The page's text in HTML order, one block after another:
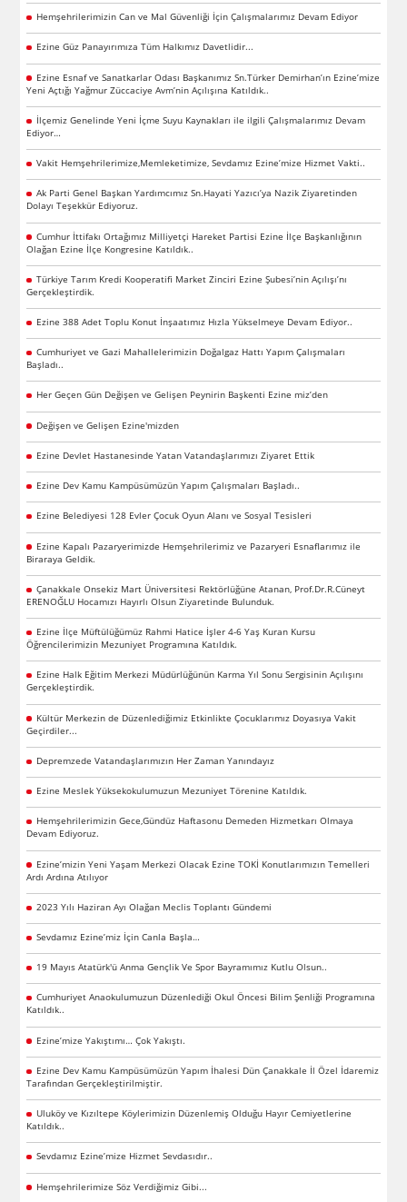
Hemşehrilerimizin Can ve Mal Güvenliği İçin Çalışmalarımız Devam Ediyor
Ezine Güz Panayırımıza Tüm Halkımız Davetlidir...
Ezine Esnaf ve Sanatkarlar Odası Başkanımız Sn.Türker Demirhan’ın Ezine’mize
Yeni Açtığı Yağmur Züccaciye Avm’nin Açılışına Katıldık..
İlçemiz Genelinde Yeni İçme Suyu Kaynakları ile ilgili Çalışmalarımız Devam
Ediyor…
Vakit Hemşehrilerimize,Memleketimize, Sevdamız Ezine’mize Hizmet Vakti..
Ak Parti Genel Başkan Yardımcımız Sn.Hayati Yazıcı’ya Nazik Ziyaretinden
Dolayı Teşekkür Ediyoruz.
Cumhur İttifakı Ortağımız Milliyetçi Hareket Partisi Ezine İlçe Başkanlığının
Olağan Ezine İlçe Kongresine Katıldık..
Türkiye Tarım Kredi Kooperatifi Market Zinciri Ezine Şubesi’nin Açılışı’nı
Gerçekleştirdik.
Ezine 388 Adet Toplu Konut İnşaatımız Hızla Yükselmeye Devam Ediyor..
Cumhuriyet ve Gazi Mahallelerimizin Doğalgaz Hattı Yapım Çalışmaları
Başladı..
Her Geçen Gün Değişen ve Gelişen Peynirin Başkenti Ezine miz’den
Değişen ve Gelişen Ezine'mizden
Ezine Devlet Hastanesinde Yatan Vatandaşlarımızı Ziyaret Ettik
Ezine Dev Kamu Kampüsümüzün Yapım Çalışmaları Başladı..
Ezine Belediyesi 128 Evler Çocuk Oyun Alanı ve Sosyal Tesisleri
Ezine Kapalı Pazaryerimizde Hemşehrilerimiz ve Pazaryeri Esnaflarımız ile
Biraraya Geldik.
Çanakkale Onsekiz Mart Üniversitesi Rektörlüğüne Atanan, Prof.Dr.R.Cüneyt
ERENOĞLU Hocamızı Hayırlı Olsun Ziyaretinde Bulunduk.
Ezine İlçe Müftülüğümüz Rahmi Hatice İşler 4-6 Yaş Kuran Kursu
Öğrencilerimizin Mezuniyet Programına Katıldık.
Ezine Halk Eğitim Merkezi Müdürlüğünün Karma Yıl Sonu Sergisinin Açılışını
Gerçekleştirdik.
Kültür Merkezin de Düzenlediğimiz Etkinlikte Çocuklarımız Doyasıya Vakit
Geçirdiler...
Depremzede Vatandaşlarımızın Her Zaman Yanındayız
Ezine Meslek Yüksekokulumuzun Mezuniyet Törenine Katıldık.
Hemşehrilerimizin Gece,Gündüz Haftasonu Demeden Hizmetkarı Olmaya
Devam Ediyoruz.
Ezine’mizin Yeni Yaşam Merkezi Olacak Ezine TOKİ Konutlarımızın Temelleri
Ardı Ardına Atılıyor
2023 Yılı Haziran Ayı Olağan Meclis Toplantı Gündemi
Sevdamız Ezine’miz İçin Canla Başla…
19 Mayıs Atatürk'ü Anma Gençlik Ve Spor Bayramımız Kutlu Olsun..
Cumhuriyet Anaokulumuzun Düzenlediği Okul Öncesi Bilim Şenliği Programına
Katıldık..
Ezine’mize Yakıştımı… Çok Yakıştı.
Ezine Dev Kamu Kampüsümüzün Yapım İhalesi Dün Çanakkale İl Özel İdaremiz
Tarafından Gerçekleştirilmiştir.
Uluköy ve Kızıltepe Köylerimizin Düzenlemiş Olduğu Hayır Cemiyetlerine
Katıldık..
Sevdamız Ezine’mize Hizmet Sevdasıdır..
Hemşehrilerimize Söz Verdiğimiz Gibi...